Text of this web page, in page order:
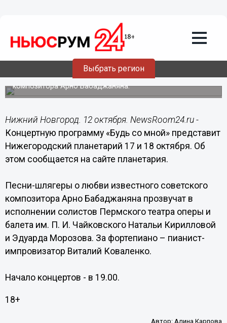
Выбрать регион
Концертную программу «Будь со мной»
представит Нижегородский
планетарий 17 и 18 октября
В программе прозвучат песни известного советского
композитора Арно Бабаджаняна.
Нижний Новгород. 12 октября. NewsRoom24.ru -
Концертную программу «Будь со мной» представит
Нижегородский планетарий 17 и 18 октября. Об
этом сообщается на сайте планетария.
Песни-шлягеры о любви известного советского
композитора Арно Бабаджаняна прозвучат в
исполнении солистов Пермского театра оперы и
балета им. П. И. Чайковского Натальи Кирилловой
и Эдуарда Морозова. За фортепиано – пианист-
импровизатор Виталий Коваленко.
Начало концертов - в 19.00.
18+
Автор:Алина Карпова